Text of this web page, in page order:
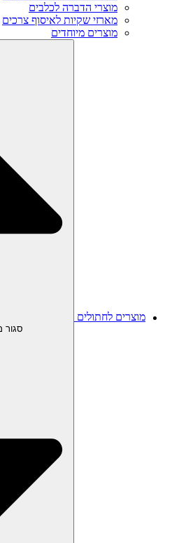
מוצרי הדברה לכלבים
מארזי שקיות לאיסוף צרכים
מוצרים מיוחדים
מוצרים לחתולים
סגור